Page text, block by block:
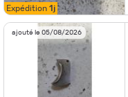
Expédition 1j
ajouté le 05/08/2026